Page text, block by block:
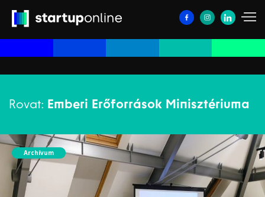
Rovat: Emberi Erőforrások Minisztériuma
Archívum